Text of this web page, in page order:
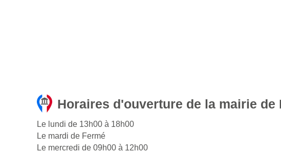
Horaires d'ouverture de la mairie de
Le lundi de 13h00 à 18h00
Le mardi de Fermé
Le mercredi de 09h00 à 12h00